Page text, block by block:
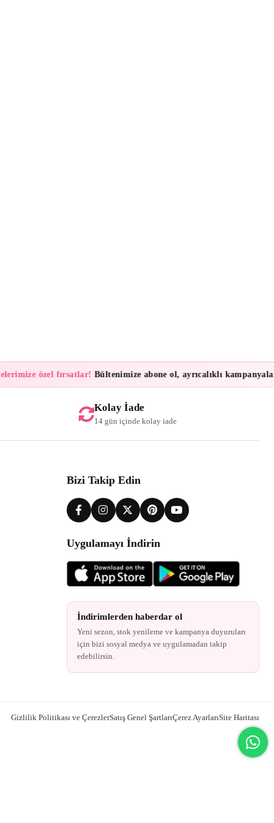
özel fırsatlar!Bültenimize abone ol, ayrıcalıklı kampanyalar
Kolay İade
14 gün içinde kolay iade
Bizi Takip Edin
Uygulamayı İndirin
İndirimlerden haberdar ol
Yeni sezon, stok yenileme ve kampanya duyuruları
için bizi sosyal medya ve uygulamadan takip
edebilirsin.
Gizlilik Politikası ve ÇerezlerSatış Genel ŞartlarıÇerez AyarlarıSite Haritası